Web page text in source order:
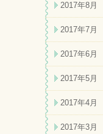
2017年8月
2017年7月
2017年6月
2017年5月
2017年4月
2017年3月